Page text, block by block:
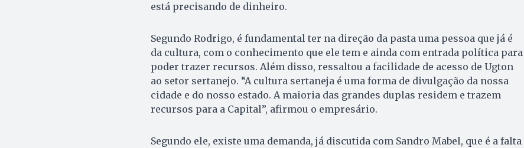
está precisando de dinheiro.
Segundo Rodrigo, é fundamental ter na direção da pasta uma pessoa que já é
da cultura, com o conhecimento que ele tem e ainda com entrada política para
poder trazer recursos. Além disso, ressaltou a facilidade de acesso de Ugton
ao setor sertanejo. “A cultura sertaneja é uma forma de divulgação da nossa
cidade e do nosso estado. A maioria das grandes duplas residem e trazem
recursos para a Capital”, afirmou o empresário.
Segundo ele, existe uma demanda, já discutida com Sandro Mabel, que é a falta